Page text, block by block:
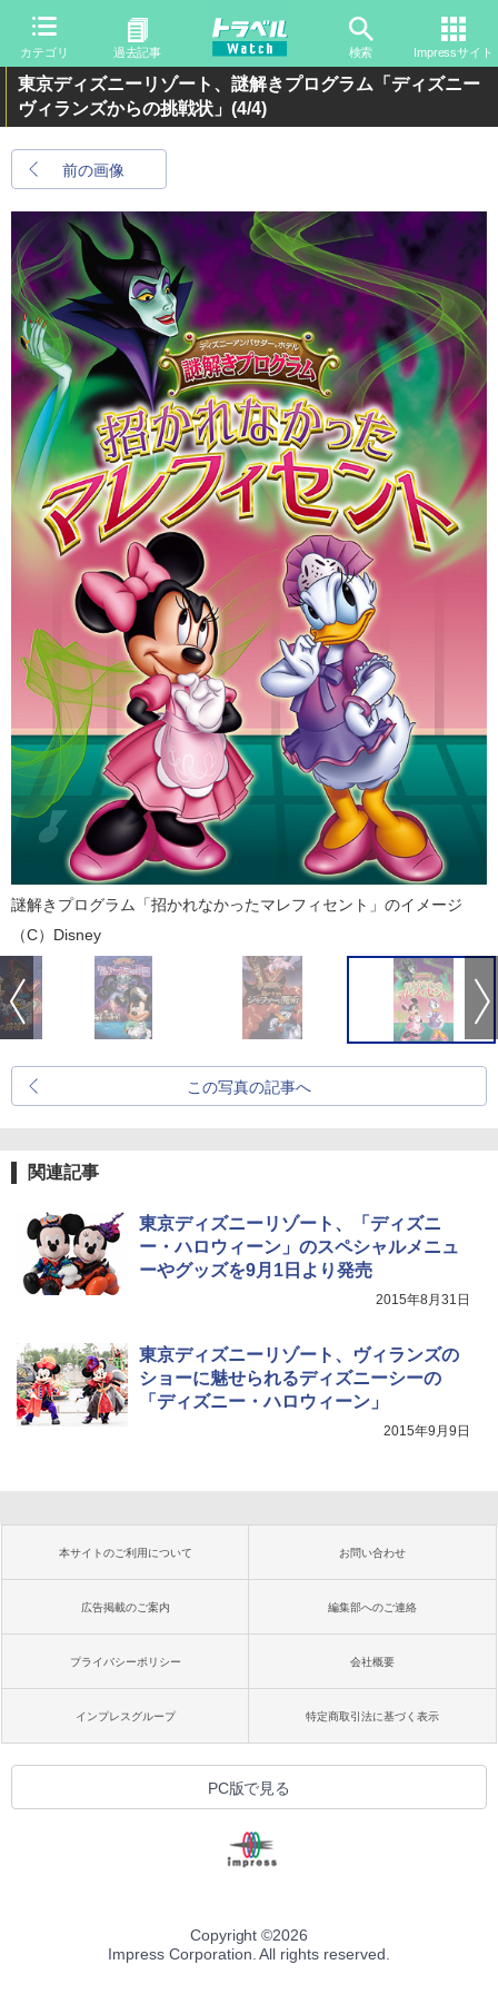
カテゴリ 過去記事 検索 Impressサイト
東京ディズニーリゾート、謎解きプログラム「ディズニー
ヴィランズからの挑戦状」 (4/4)
前の画像
謎解きプログラム「招かれなかったマレフィセント」のイメージ
（C）Disney
この写真の記事へ
関連記事
東京ディズニーリゾート、「ディズニ
ー・ハロウィーン」のスペシャルメニュ
ーやグッズを9月1日より発売
2015年8月31日
東京ディズニーリゾート、ヴィランズの
ショーに魅せられるディズニーシーの
「ディズニー・ハロウィーン」
2015年9月9日
本サイトのご利用について お問い合わせ
広告掲載のご案内 編集部へのご連絡
プライバシーポリシー 会社概要
インプレスグループ 特定商取引法に基づく表示
PC版で見る
Copyright ©2026
Impress Corporation. All rights reserved.